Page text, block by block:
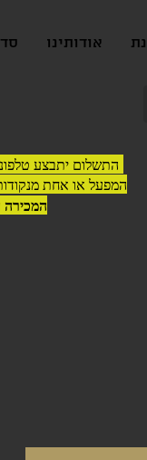
אודותינו
התשלום יתבצע
המפעל או אחת
המכירה